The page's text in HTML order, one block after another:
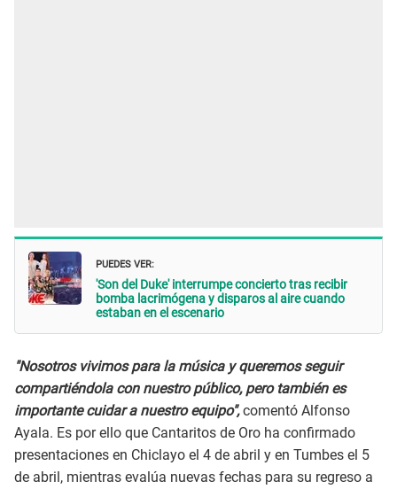
PUEDES VER:
'Son del Duke' interrumpe concierto tras recibir
bomba lacrimógena y disparos al aire cuando
estaban en el escenario
"Nosotros vivimos para la música y queremos seguir
compartiéndola con nuestro público, pero también es
importante cuidar a nuestro equipo",comentó Alfonso
Ayala. Es por ello que Cantaritos de Oro ha confirmado
presentaciones en Chiclayo el 4 de abril y en Tumbes el 5
de abril, mientras evalúa nuevas fechas para su regreso a